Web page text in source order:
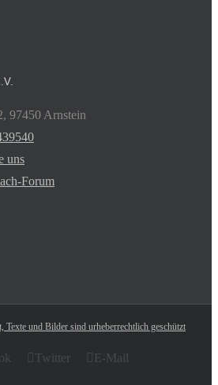
97450 Arnstein
uns
Forum
Texte und Bilder sind urheberrechtlich geschützt
Twitter E-Mail